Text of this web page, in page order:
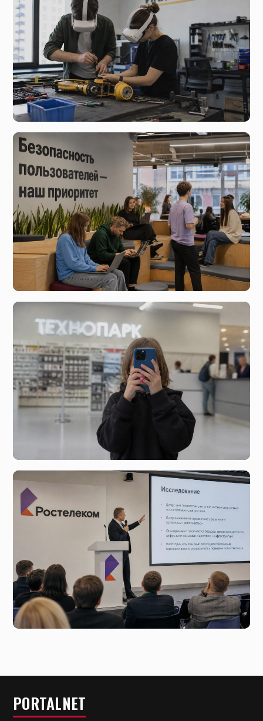
сегодня, 02:45
Новые тенденции в индустрии цифровых
развлечений
вчера, 18:23
Здоровое использование социальных сетей и роль
поставщиков платформ.
7 августа, 14:33
Минцифры отказалось от идеи блокировки соцсетей
для российских подростков
Что скрывается за новым исследованием цифровых
PORTALNET